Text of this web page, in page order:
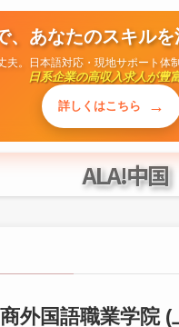
ALA!中国
国語職業学院 (
)